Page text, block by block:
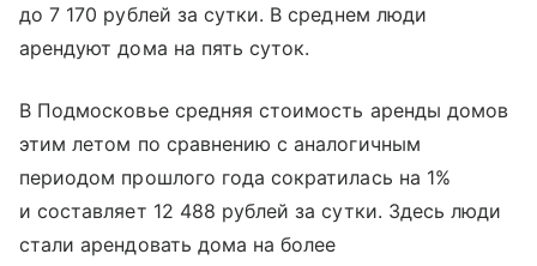
до 7 170 рублей за сутки. В среднем люди
арендуют дома на пять суток.
В Подмосковье средняя стоимость аренды домов
этим летом по сравнению с аналогичным
периодом прошлого года сократилась на 1%
и составляет 12 488 рублей за сутки. Здесь люди
стали арендовать дома на более